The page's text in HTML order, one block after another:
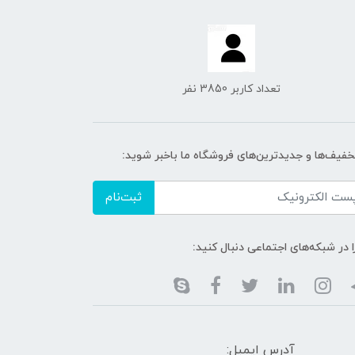
تعداد کاربر 3850 نفر
و جدیدترین‌های فروشگاه ما باخبر شوید:
ثبت‌نام
در شبکه‌های اجتماعی دنبال کنید:
آدرس ایمیل: